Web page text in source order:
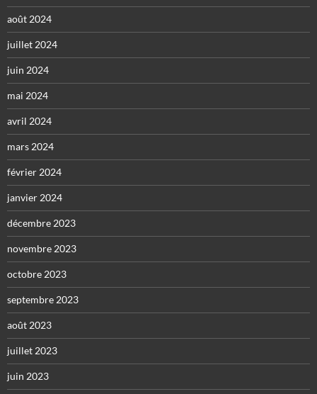
août 2024
juillet 2024
juin 2024
mai 2024
avril 2024
mars 2024
février 2024
janvier 2024
décembre 2023
novembre 2023
octobre 2023
septembre 2023
août 2023
juillet 2023
juin 2023